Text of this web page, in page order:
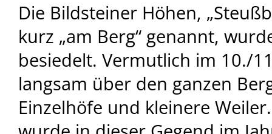
Die Bildsteiner Höhen,
kurz „am Berg“ genannt,
besiedelt. Vermutlich im 10./
langsam über den ganzen
Einzelhöfe und kleinere